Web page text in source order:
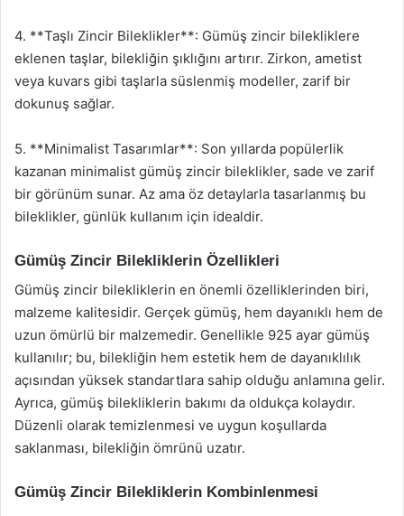
4. **Taşlı Zincir Bileklikler**: Gümüş zincir bilekliklere
eklenen taşlar, bilekliğin şıklığını artırır. Zirkon, ametist
veya kuvars gibi taşlarla süslenmiş modeller, zarif bir
dokunuş sağlar.
5. **Minimalist Tasarımlar**: Son yıllarda popülerlik
kazanan minimalist gümüş zincir bileklikler, sade ve zarif
bir görünüm sunar. Az ama öz detaylarla tasarlanmış bu
bileklikler, günlük kullanım için idealdir.
Gümüş Zincir Bilekliklerin Özellikleri
Gümüş zincir bilekliklerin en önemli özelliklerinden biri,
malzeme kalitesidir. Gerçek gümüş, hem dayanıklı hem de
uzun ömürlü bir malzemedir. Genellikle 925 ayar gümüş
kullanılır; bu, bilekliğin hem estetik hem de dayanıklılık
açısından yüksek standartlara sahip olduğu anlamına gelir.
Ayrıca, gümüş bilekliklerin bakımı da oldukça kolaydır.
Düzenli olarak temizlenmesi ve uygun koşullarda
saklanması, bilekliğin ömrünü uzatır.
Gümüş Zincir Bilekliklerin Kombinlenmesi